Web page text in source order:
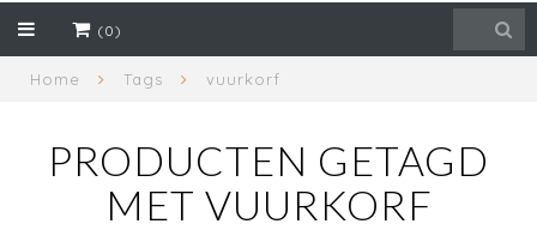
(0)
Home Tags vuurkorf
PRODUCTEN GETAGD
MET VUURKORF